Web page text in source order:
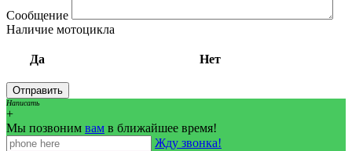
Сообщение
Наличие мотоцикла
Да Нет
Написать
+
Мы позвоним вам в ближайшее время!
Жду звонка!